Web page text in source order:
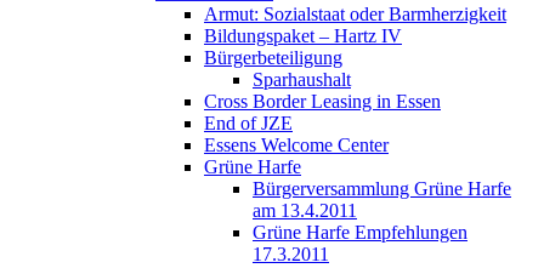
Armut: Sozialstaat oder Barmherzigkeit
Bildungspaket – Hartz IV
Bürgerbeteiligung
Sparhaushalt
Cross Border Leasing in Essen
End of JZE
Essens Welcome Center
Grüne Harfe
Bürgerversammlung Grüne Harfe
am 13.4.2011
Grüne Harfe Empfehlungen
17.3.2011